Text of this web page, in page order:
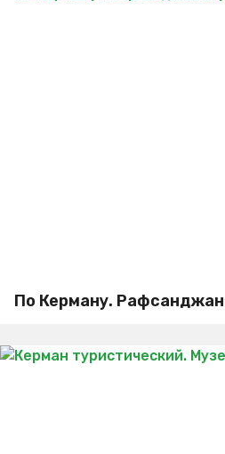
По Керману.